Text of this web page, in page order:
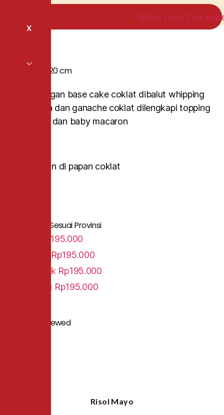
X
Choco Stone 20 cm
Kue tart dengan base cake coklat dibalut whipping
cream vanilla dan ganache coklat dilengkapi topping
stone candy dan baby macaron
*Gratis tulisan di papan coklat
Daftar Harga Sesuai Provinsi
Rp195.000
Rp195.000
Pontianak Rp195.000
Lampung Rp195.000
People Also Viewed
Risol Mayo